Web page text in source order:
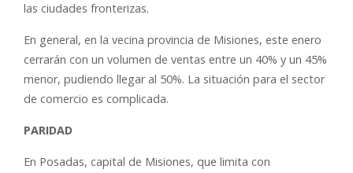
las ciudades fronterizas.
En general, en la vecina provincia de Misiones, este enero
cerrarán con un volumen de ventas entre un 40% y un 45%
menor, pudiendo llegar al 50%. La situación para el sector
de comercio es complicada.
PARIDAD
En Posadas, capital de Misiones, que limita con